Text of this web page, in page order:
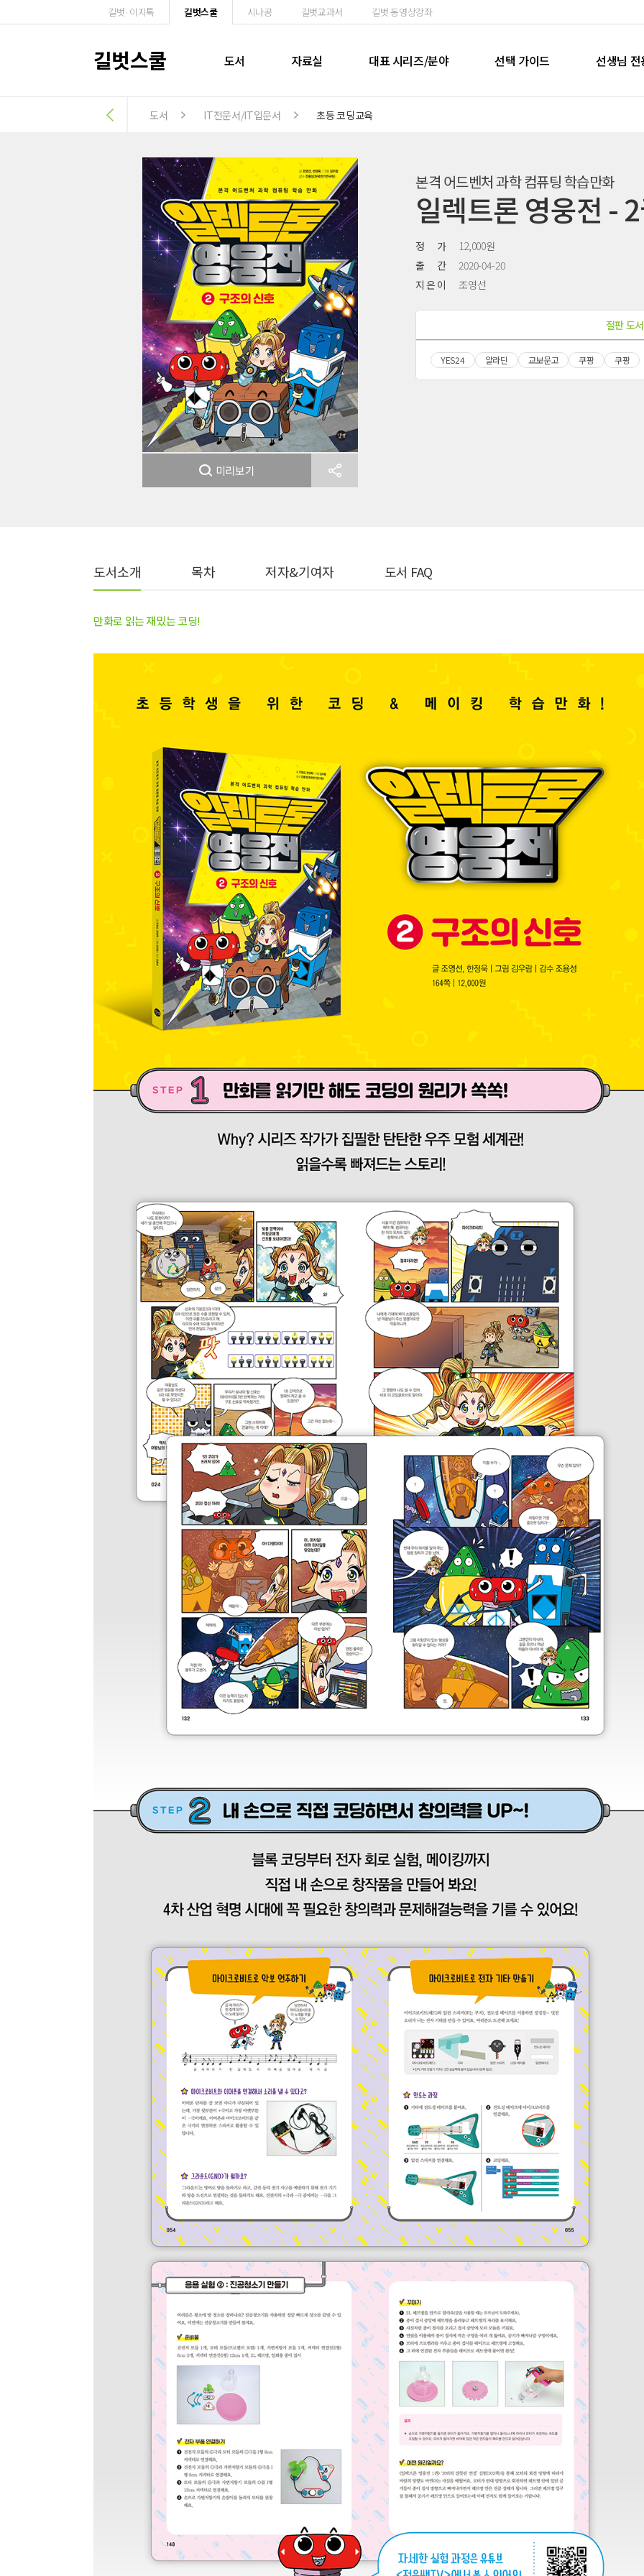
길벗·이지톡 길벗스쿨 시나공 길벗교과서 길벗 동영상강좌
길벗스쿨 도서 자료실 대표 시리즈/분야 선택 가이드 선생님 전
도서 IT전문서/IT입문서 초등 코딩교육
미리보기
본격 어드벤처 과학 컴퓨팅 학습만화
일렉트론 영웅전 -
정 가 12,000원
출 간
2020-04-20
지 은 이
조영선
절판 도
YES24 알라딘 교보문고 쿠팡 쿠팡
도서소개 목차 저자&기여자 도서 FAQ
만화로 읽는 재밌는 코딩!
인증도서 일렉트론 영웅전 - 2권 구조의 신호
ISBN
부가기호 *
부가기호 확인하는 방법
종이책 :
도서 뒷표지 아래쪽에 있는 바코드의 오른쪽 위 숫자
전자책(eBook) :
전자책 앞 또는 뒷부분의 판권면 (발행인, 담당 편집자 등을 표시하는 곳) 중 ISBN
에 표기(예: 979-11-6050-407-1 05320로 된 곳의 뒤 다섯 자리 숫자 05320)
등록
종류* 오류 제보
문의도서 일렉트론 영웅전 - 2권 구조의 신호
문의 쪽
* 여러 쪽이면 쉼표(,)로 구분해서 입력하세요.
제목*
내용*
문의하기
알림 메시지
최근 이용 자료
내 서재
구매 인증 도서